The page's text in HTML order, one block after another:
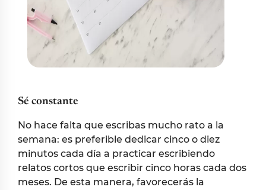
Sé constante
No hace falta que escribas mucho rato a la
semana: es preferible dedicar cinco o diez
minutos cada día a practicar escribiendo
relatos cortos que escribir cinco horas cada dos
meses. De esta manera, favorecerás la